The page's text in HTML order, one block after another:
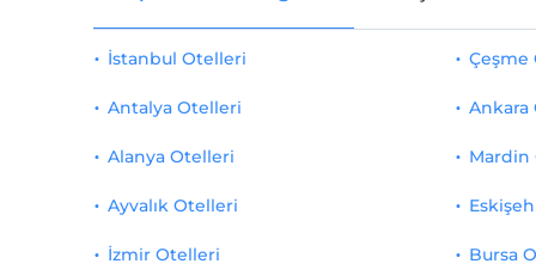
İstanbul Otelleri
Antalya Otelleri
Alanya Otelleri
Ayvalık Otelleri
İzmir Otelleri
Çeşme
Ankara
Mardin
Bursa